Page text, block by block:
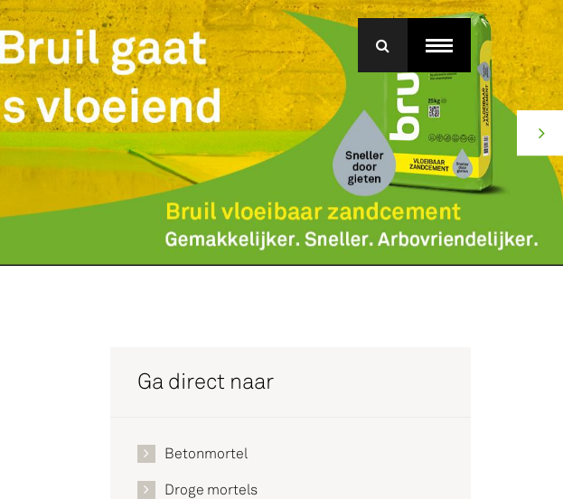
menu
Service
Productgroep Betonmortel
Werken bij Bruil
Silo-service
Ga direct naar
Betonmortel
Droge mortels